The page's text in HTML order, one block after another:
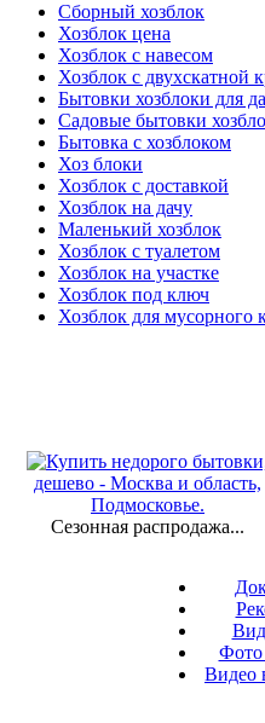
Сборный хозблок
Хозблок цена
Хозблок с навесом
Хозблок с двухскатной
Бытовки хозблоки для
Садовые бытовки
Бытовка с хозблоком
Хоз блоки
Хозблок с доставкой
Хозблок на дачу
Маленький хозблок
Хозблок с туалетом
Хозблок на участке
Хозблок под ключ
Хозблок для мусорного
Сезонная распродажа...
Фото
Видео